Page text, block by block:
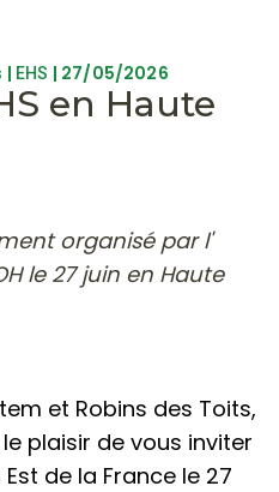
| EHS | 27/05/2026
en Haute
organisé par l'
le 27 juin en Haute
et Robins des Toits,
plaisir de vous inviter
de la France le 27